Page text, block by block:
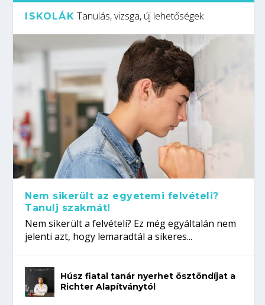
ISKOLÁK Tanulás, vizsga, új lehetőségek
Nem sikerült az egyetemi felvételi?
Tanulj szakmát!
Nem sikerült a felvételi? Ez még egyáltalán nem
jelenti azt, hogy lemaradtál a sikeres...
Húsz fiatal tanár nyerhet ösztöndíjat a
Richter Alapítványtól